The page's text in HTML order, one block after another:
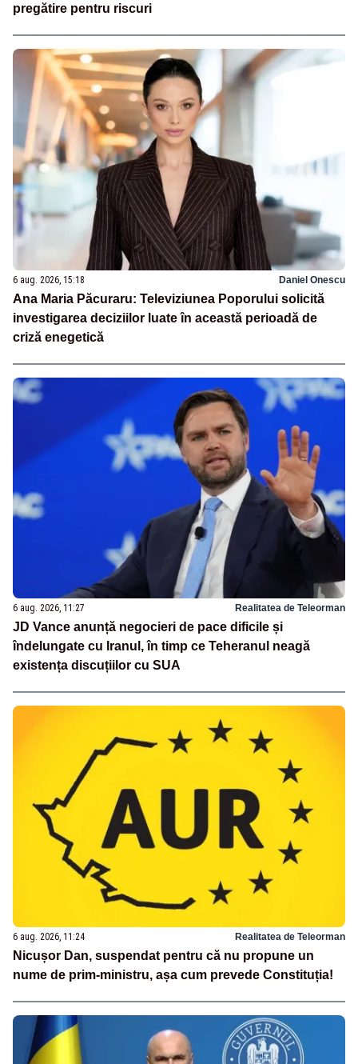
pregătire pentru riscuri
6 aug. 2026, 15:18 Daniel Onescu
Ana Maria Păcuraru: Televiziunea Poporului solicită
investigarea deciziilor luate în această perioadă de
criză enegetică
6 aug. 2026, 11:27 Realitatea de Teleorman
JD Vance anunță negocieri de pace dificile și
îndelungate cu Iranul, în timp ce Teheranul neagă
existența discuțiilor cu SUA
6 aug. 2026, 11:24 Realitatea de Teleorman
Nicușor Dan, suspendat pentru că nu propune un
nume de prim-ministru, așa cum prevede Constituția!